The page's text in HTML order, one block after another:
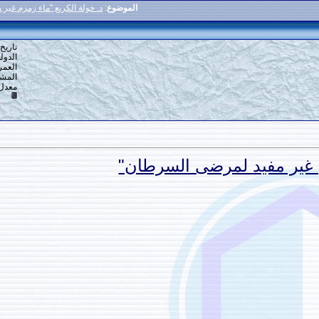
د. خولة الكريع "ماء زمزم غير مفيد لمرضى السرطان"
#
1
تاريخ التسجيل: 16-12-2013
الدولة: القاهرة
العمر: 59
المشاركات: 6,918
معدل تقييم المستوى: 10
السرطان"